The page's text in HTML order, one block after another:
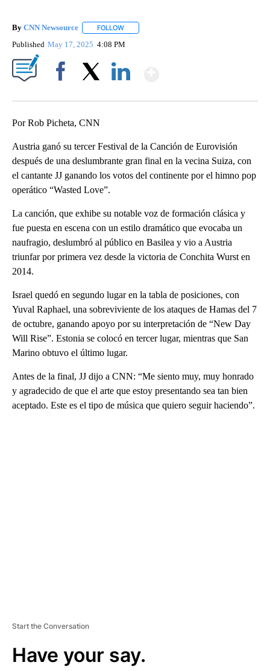
By CNN Newsource FOLLOW
Published May 17, 2025 4:08 PM
Por Rob Picheta, CNN
Austria ganó su tercer Festival de la Canción de Eurovisión
después de una deslumbrante gran final en la vecina Suiza, con
el cantante JJ ganando los votos del continente por el himno pop
operático “Wasted Love”.
La canción, que exhibe su notable voz de formación clásica y
fue puesta en escena con un estilo dramático que evocaba un
naufragio, deslumbró al público en Basilea y vio a Austria
triunfar por primera vez desde la victoria de Conchita Wurst en
2014.
Israel quedó en segundo lugar en la tabla de posiciones, con
Yuval Raphael, una sobreviviente de los ataques de Hamas del 7
de octubre, ganando apoyo por su interpretación de “New Day
Will Rise”. Estonia se colocó en tercer lugar, mientras que San
Marino obtuvo el último lugar.
Antes de la final, JJ dijo a CNN: “Me siento muy, muy honrado
y agradecido de que el arte que estoy presentando sea tan bien
aceptado. Este es el tipo de música que quiero seguir haciendo”.
Start the Conversation
Have your say.